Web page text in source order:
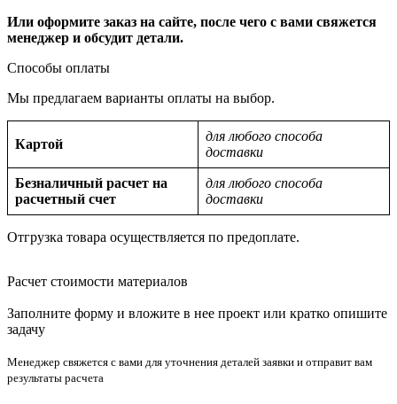
Или оформите заказ на сайте, после чего с вами свяжется
менеджер и обсудит детали.
Способы оплаты
Мы предлагаем варианты оплаты на выбор.
Картой
для любого способа
доставки
Безналичный расчет на
расчетный счет
для любого способа
доставки
Отгрузка товара осуществляется по предоплате.
Расчет стоимости материалов
Заполните форму и вложите в нее проект или кратко опишите
задачу
Менеджер свяжется с вами для уточнения деталей заявки и отправит вам
результаты расчета